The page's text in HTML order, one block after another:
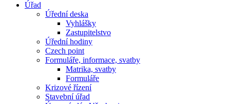
Úřad
Úřední deska
Vyhlášky
Zastupitelstvo
Úřední hodiny
Czech point
Formuláře, informace, svatby
Matrika, svatby
Formuláře
Krizové řízení
Stavební úřad